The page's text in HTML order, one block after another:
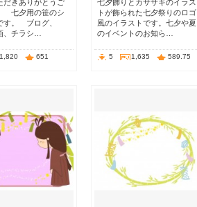
きありがとうご
七夕用の笹のシ
す。 ブログ、
、チラシ…
1,820 651
七夕飾りとカササギのイラス
トが飾られた七夕祭りのロゴ
風のイラストです。七夕や夏
のイベントのお知ら…
5 1,635 589.75